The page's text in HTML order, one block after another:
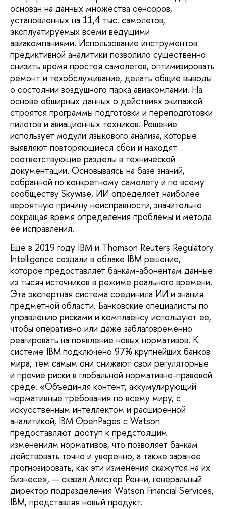
основан на данных множества сенсоров,
установленных на 11,4 тыс. самолетов,
эксплуатируемых всеми ведущими
авиакомпаниями. Использование инструментов
предиктивной аналитики по­зволило существенно
снизить время простоя самолетов, оптимизировать
ремонт и техоб­служивание, делать общие выводы
о со­стоянии воздушного парка авиакомпании. На
основе обширных данных о действиях экипажей
строятся программы подготовки и переподготовки
пилотов и авиацион­ных техников. Решение
использует модули языкового анализа, которые
выявляют повторяющиеся сбои и находят
соответству­ющие разделы в технической
документации. Основываясь на базе знаний,
собранной по конкретному самолету и по всему
сообще­ству Skywise, ИИ определяет наиболее
веро­ятную причину неисправности, значительно
сокращая время определения проблемы и метода
ее исправления.
Еще в 2019 году IBM и Thomson Reuters Regulatory
Intelligence создали в облаке IBM решение,
которое предоставляет банкам-абонентам данные
из тысяч источников в режиме реального времени.
Эта эксперт­ная система соединила ИИ и знания
пред­метной области. Банковские специалисты по
управлению рисками и комплаенсу используют ее,
чтобы оперативно или даже заблаговременно
реагировать на появление новых нормативов. К
системе IBM подклю­чено 97% крупнейших банков
мира, тем самым они снижают свои регуляторные
и прочие риски в глобальной нормативно-правовой
среде. «Объединяя контент, акку­мулирующий
нормативные требования по всему миру, с
искусственным интеллектом и расширенной
аналитикой, IBM OpenPages с Watson
предоставляют доступ к предсто­ящим
изменениям нормативов, что позво­ляет банкам
действовать точно и уверенно, а также заранее
прогнозировать, как эти изменения скажутся на их
бизнесе», — ска­зал Алистер Ренни, генеральный
директор подразделения Watson Financial Services,
IBM, представляя новый продукт.